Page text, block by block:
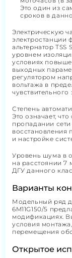
Это один из
сроков в
Электрическую
электростанции
альтернатор TSS
уровнем
условиях
выходных
регулятором
вольтажа в
Степень
Это означает,
пропадании сети
и настройке
Уровень шума в
на расстоянии 7
ДГУ данного
Варианты
Модельный ряд
6M11G150/5
модификациях.
условия
перемещения
Открытое